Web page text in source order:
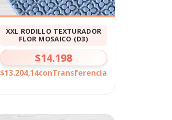
XXL RODILLO TEXTURADOR
FLOR MOSAICO (D3)
$14.198
$13.204,14conTransferencia